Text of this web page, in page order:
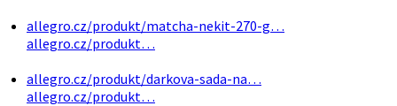
allegro.cz/produkt/matcha-nekit-270-g…
allegro.cz/produkt…
allegro.cz/produkt/darkova-sada-na…
allegro.cz/produkt…